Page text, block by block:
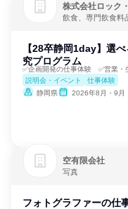
株式会社ロック
飲食、専門飲食料
【28卒静岡1day】選
究プログラム
✅企画開発の仕事体験 ✅営業
説明会・イベント
仕事体験
静岡県
2026年8月・9月
空有限会社
写真
フォトグラファーの仕